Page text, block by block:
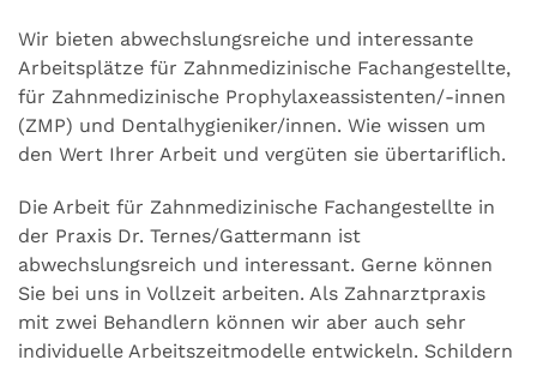
Wir bieten abwechslungsreiche und interessante
Arbeitsplätze für Zahnmedizinische Fachangestellte,
für Zahnmedizinische Prophylaxeassistenten/-innen
(ZMP) und Dentalhygieniker/innen. Wie wissen um
den Wert Ihrer Arbeit und vergüten sie übertariflich.
Die Arbeit für Zahnmedizinische Fachangestellte in
der Praxis Dr. Ternes/Gattermann ist
abwechslungsreich und interessant. Gerne können
Sie bei uns in Vollzeit arbeiten. Als Zahnarztpraxis
mit zwei Behandlern können wir aber auch sehr
individuelle Arbeitszeitmodelle entwickeln. Schildern